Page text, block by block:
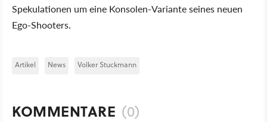
Spekulationen um eine Konsolen-Variante seines neuen
Ego-Shooters.
Artikel News Volker Stuckmann
KOMMENTARE (0)